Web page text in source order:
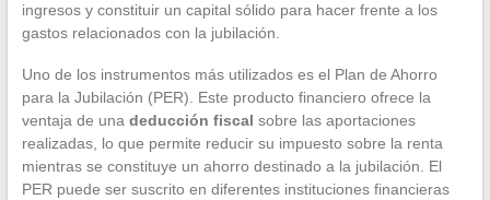
ingresos y constituir un capital sólido para hacer frente a los
gastos relacionados con la jubilación.
Uno de los instrumentos más utilizados es el Plan de Ahorro
para la Jubilación (PER). Este producto financiero ofrece la
ventaja de una deducción fiscal sobre las aportaciones
realizadas, lo que permite reducir su impuesto sobre la renta
mientras se constituye un ahorro destinado a la jubilación. El
PER puede ser suscrito en diferentes instituciones financieras